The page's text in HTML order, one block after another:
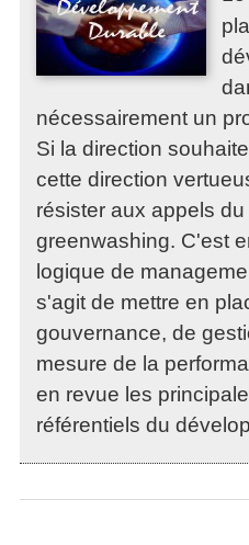
nécessairement un
Si la direction
cette direction
résister aux appels
greenwashing. C'est
logique de
s'agit de mettre en
gouvernance, de
mesure de la
en revue les
référentiels du